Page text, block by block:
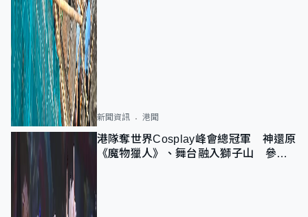
新聞資訊 港聞
港隊奪世界Cosplay峰會總冠軍 神還原
《魔物獵人》、舞台融入獅子山 參賽